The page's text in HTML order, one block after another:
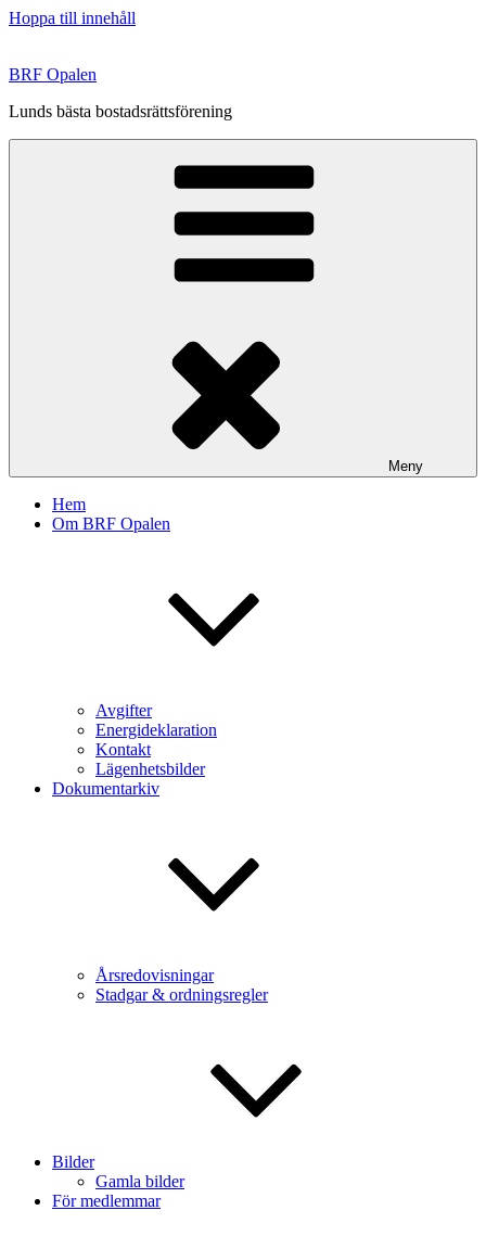
Hoppa till innehåll
BRF Opalen
Lunds bästa bostadsrättsförening
Meny
Hem
Om BRF Opalen
Avgifter
Energideklaration
Kontakt
Lägenhetsbilder
Dokumentarkiv
Årsredovisningar
Stadgar & ordningsregler
Bilder
Gamla bilder
För medlemmar